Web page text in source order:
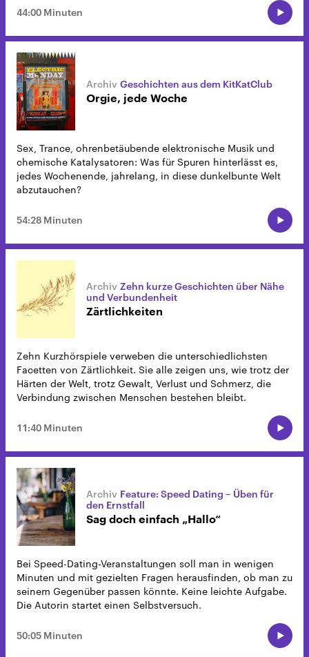
44:00 Minuten
Geschichten aus dem KitKatClub
Orgie, jede Woche
Sex, Trance, ohrenbetäubende elektronische Musik und
chemische Katalysatoren: Was für Spuren hinterlässt es,
jedes Wochenende, jahrelang, in diese dunkelbunte Welt
abzutauchen?
54:28 Minuten
Zehn kurze Geschichten über Nähe
und Verbundenheit
Zärtlichkeiten
Zehn Kurzhörspiele verweben die unterschiedlichsten
Facetten von Zärtlichkeit. Sie alle zeigen uns, wie trotz der
Härten der Welt, trotz Gewalt, Verlust und Schmerz, die
Verbindung zwischen Menschen bestehen bleibt.
11:40 Minuten
Feature: Speed Dating – Üben für
den Ernstfall
Sag doch einfach „Hallo“
Bei Speed-Dating-Veranstaltungen soll man in wenigen
Minuten und mit gezielten Fragen herausfinden, ob man zu
seinem Gegenüber passen könnte. Keine leichte Aufgabe.
Die Autorin startet einen Selbstversuch.
50:05 Minuten